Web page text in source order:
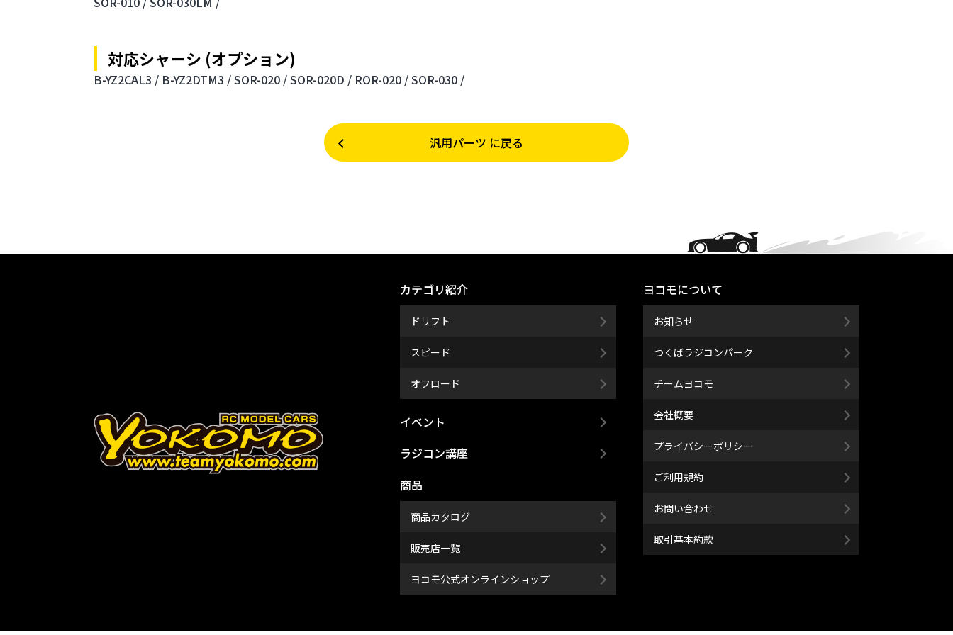
対応シャーシ (オプション)
B-YZ2CAL3 / B-YZ2DTM3 /SOR-020 /SOR-020D / ROR-020 /SOR-030 /
汎用パーツ に戻る
カテゴリ紹介
ドリフト
スピード
オフロード
イベント
ラジコン講座
商品
商品カタログ
販売店一覧
ヨコモ公式オンラインショップ
ヨコモについて
お知らせ
つくばラジコンパーク
チームヨコモ
会社概要
プライバシーポリシー
ご利用規約
お問い合わせ
取引基本約款